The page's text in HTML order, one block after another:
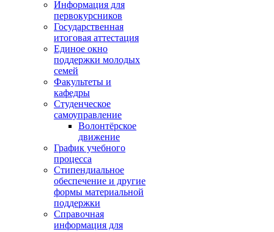
Информация для
первокурсников
Государственная
итоговая аттестация
Единое окно
поддержки молодых
семей
Факультеты и
кафедры
Студенческое
самоуправление
Волонтёрское
движение
График учебного
процесса
Стипендиальное
обеспечение и другие
формы материальной
поддержки
Справочная
информация для